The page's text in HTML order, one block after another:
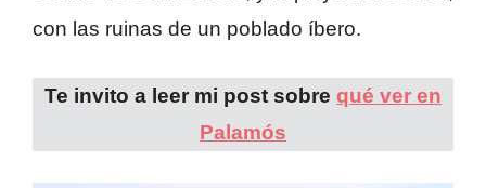
con las ruinas de un poblado íbero.
Te invito a leer mi post sobre qué ver en
Palamós